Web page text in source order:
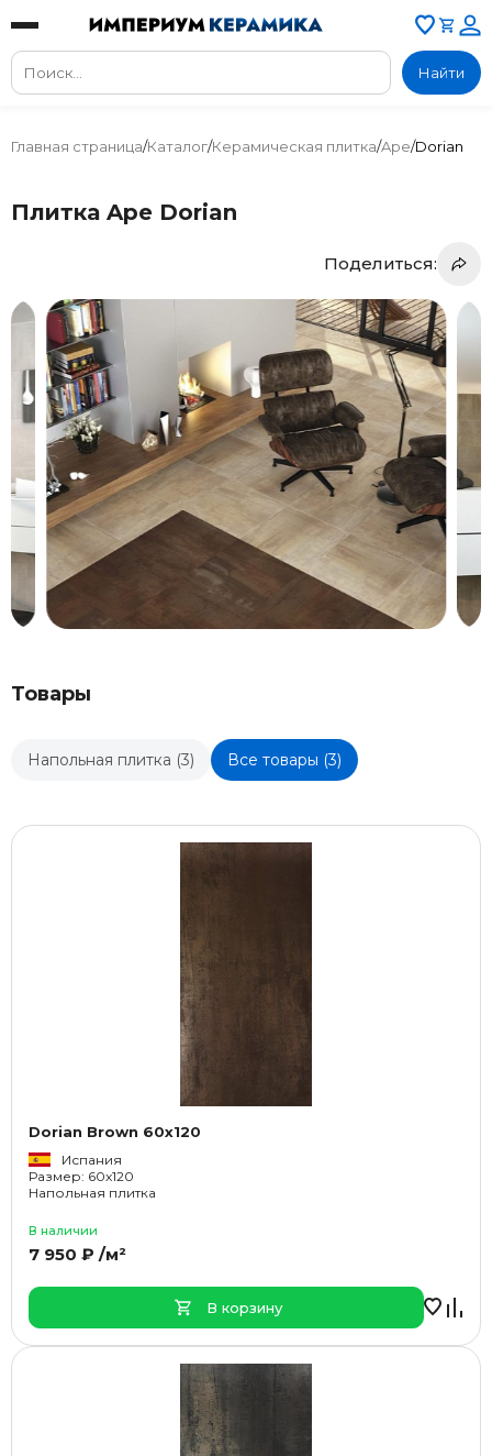
Найти
Главная страница/Каталог/Керамическая плитка/Ape/Dorian
Плитка Ape Dorian
Поделиться:
Товары
Напольная плитка (3) Все товары (3)
Dorian Brown 60x120
Испания
Размер: 60x120
Напольная плитка
В наличии
7 950 ₽ /м²
В корзину